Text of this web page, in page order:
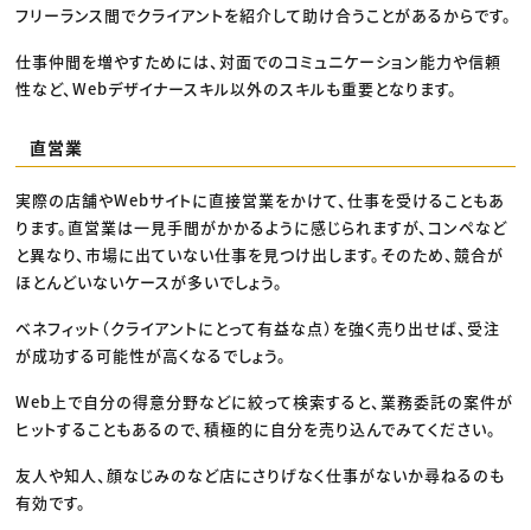
フリーランス間でクライアントを紹介して助け合うことがあるからです。
仕事仲間を増やすためには、対面でのコミュニケーション能力や信頼
性など、Webデザイナースキル以外のスキルも重要となります。
直営業
実際の店舗やWebサイトに直接営業をかけて、仕事を受けることもあ
ります。直営業は一見手間がかかるように感じられますが、コンペなど
と異なり、市場に出ていない仕事を見つけ出します。そのため、競合が
ほとんどいないケースが多いでしょう。
ベネフィット（クライアントにとって有益な点）を強く売り出せば、受注
が成功する可能性が高くなるでしょう。
Web上で自分の得意分野などに絞って検索すると、業務委託の案件が
ヒットすることもあるので、積極的に自分を売り込んでみてください。
友人や知人、顔なじみのなど店にさりげなく仕事がないか尋ねるのも
有効です。